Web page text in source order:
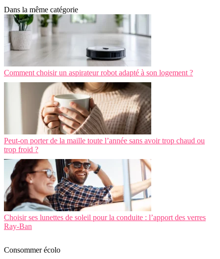
Dans la même catégorie
Comment choisir un aspirateur robot adapté à son logement ?
Peut-on porter de la maille toute l’année sans avoir trop chaud ou
trop froid ?
Choisir ses lunettes de soleil pour la conduite : l’apport des verres
Ray-Ban
Consommer écolo